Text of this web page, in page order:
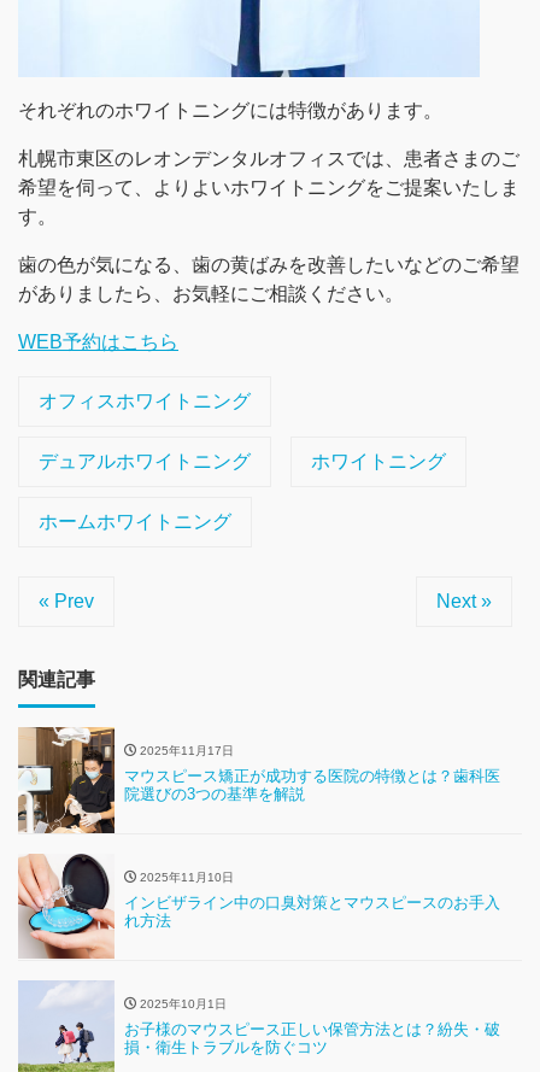
それぞれのホワイトニングには特徴があります。
札幌市東区のレオンデンタルオフィスでは、患者さまのご
希望を伺って、よりよいホワイトニングをご提案いたしま
す。
歯の色が気になる、歯の黄ばみを改善したいなどのご希望
がありましたら、お気軽にご相談ください。
WEB予約はこちら
オフィスホワイトニング
デュアルホワイトニング ホワイトニング
ホームホワイトニング
« Prev Next »
関連記事
2025年11月17日
マウスピース矯正が成功する医院の特徴とは？歯科医
院選びの3つの基準を解説
2025年11月10日
インビザライン中の口臭対策とマウスピースのお手入
れ方法
2025年10月1日
お子様のマウスピース正しい保管方法とは？紛失・破
損・衛生トラブルを防ぐコツ